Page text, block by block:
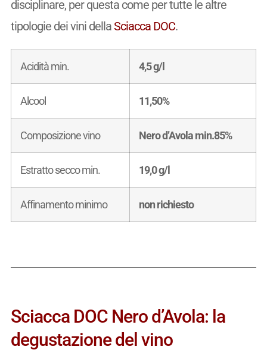
disciplinare, per questa come per tutte le altre
tipologie dei vini dellaSciacca DOC.
Acidità min. 4,5 g/l
Alcool 11,50%
Composizione vino Nero d’Avola min.85%
Estratto secco min. 19,0 g/l
Affinamento minimo non richiesto
Sciacca DOC Nero d’Avola: la
degustazione del vino